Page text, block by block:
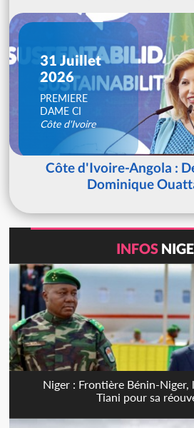
31 Juillet
2026
PREMIERE
DAME CI
Côte d'Ivoire
Côte d'Ivoire-Angola :
Dominique
INFOS
Niger : Frontière Bénin-Niger,
Tiani pour sa